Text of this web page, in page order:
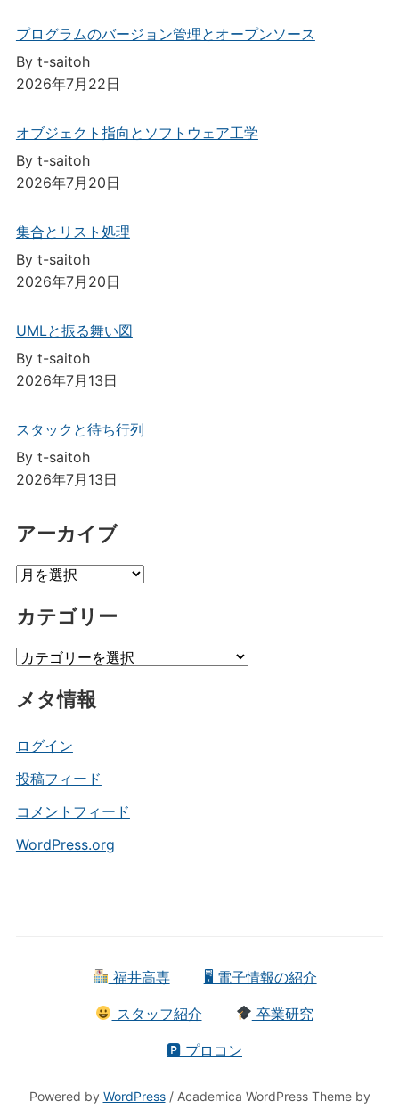
プログラムのバージョン管理とオープンソース
By t-saitoh
2026年7月22日
オブジェクト指向とソフトウェア工学
By t-saitoh
2026年7月20日
集合とリスト処理
By t-saitoh
2026年7月20日
UMLと振る舞い図
By t-saitoh
2026年7月13日
スタックと待ち行列
By t-saitoh
2026年7月13日
アーカイブ
ア
カ
ブ
カテゴリー
カ
ゴ
ー
メタ情報
ログイン
投稿フィード
コメントフィード
WordPress.org
福井高専 🖥 電子情報の紹介
スタッフ紹介 卒業研究
🅿 プロコン
Powered by WordPress/ Academica WordPress Theme by